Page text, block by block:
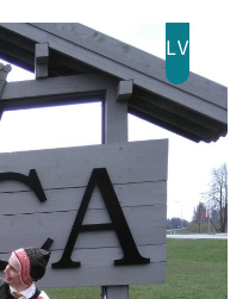
2026
LV